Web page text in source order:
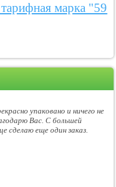
марка "59
упаковано и ничего не
Вас. С большей
сделаю еще один заказ.